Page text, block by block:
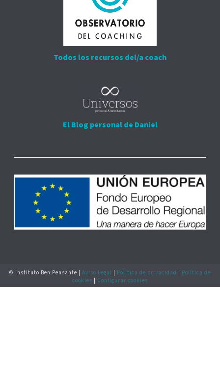
Todos los recursos del/a coach
El Blog personal de Daniel
© Instituto Ben Pensante | Aviso Legal | Política de privacidad | Política de
cookies | Configurar cookies